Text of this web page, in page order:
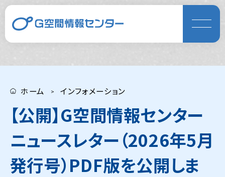
ホーム インフォメーション
【公開】G空間情報センター
ニュースレター（2026年5月
発行号）PDF版を公開しま